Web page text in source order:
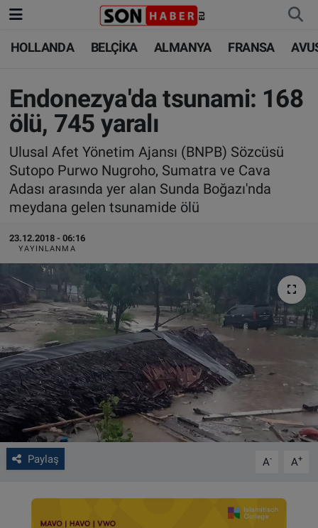
HOLLANDA BELÇİKA ALMANYA FRANSA
Endonezya'da tsunami: 168
ölü, 745 yaralı
Ulusal Afet Yönetim Ajansı (BNPB) Sözcüsü
Sutopo Purwo Nugroho, Sumatra ve Cava
Adası arasında yer alan Sunda Boğazı'nda
meydana gelen tsunamide ölü
23.12.2018 - 06:16
YAYINLANMA
Paylaş A- A+
HOLLANDA
BELÇİKA
ALMANYA
FRANSA
AVUSTURYA
SAĞLIK - YAŞAM
BİLİM-TEKNOLOJİ
HOLLANDA
BELÇİKA
ALMANYA
TÜRKİYE
DÜNYA
BİLİM-TEKNOLOJİ
SAĞLIK
FOTO GALERİ
VIDEO GALERİ
ALGEMENE VOORWAARDEN
CONTACT
Çerez Politikası
Nöbetçi Eczaneler
Hava Durumu
Trafik Durumu
Süper Lig Puan Durumu ve Fikstür
Tüm Manşetler
Son Dakika Haberleri
Haber Arşivi